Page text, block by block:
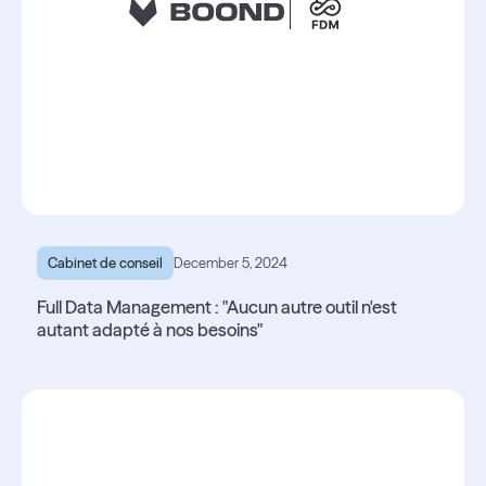
Cabinet de conseil December 5, 2024
Full Data Management : "Aucun autre outil n'est
autant adapté à nos besoins"